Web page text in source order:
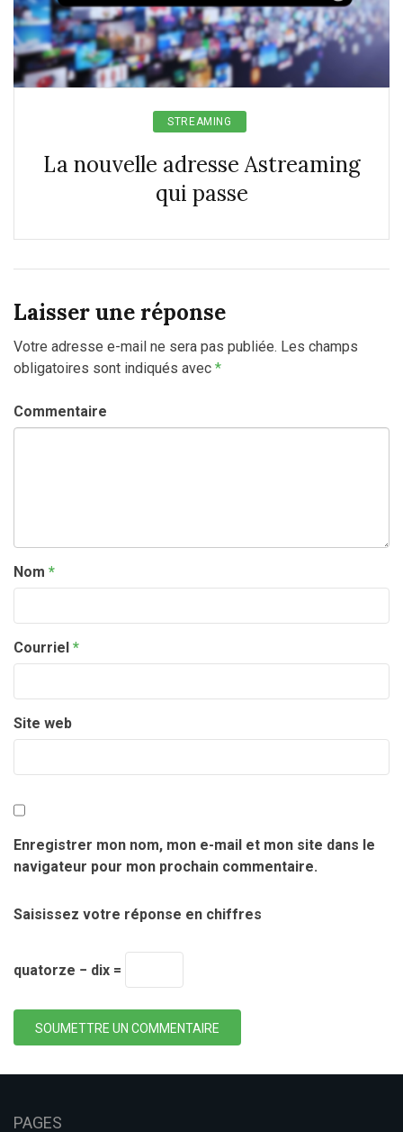
STREAMING
La nouvelle adresse Astreaming
qui passe
Laisser une réponse
Votre adresse e-mail ne sera pas publiée. Les champs
obligatoires sont indiqués avec *
Commentaire
Nom *
Courriel *
Site web
Enregistrer mon nom, mon e-mail et mon site dans le
navigateur pour mon prochain commentaire.
Saisissez votre réponse en chiffres
quatorze − dix =
SOUMETTRE UN COMMENTAIRE
PAGES